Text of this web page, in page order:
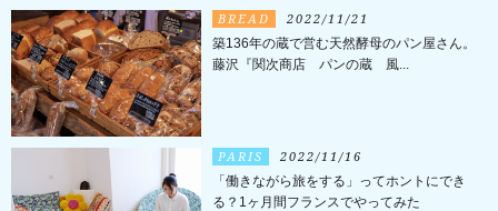
BREAD 2022/11/21
築136年の蔵で営む天然酵母のパン屋さん。
藤沢『関次商店 パンの蔵 風...
PARIS 2022/11/16
「働きながら旅をする」ってホントにでき
る？1ヶ月間フランスでやってみた